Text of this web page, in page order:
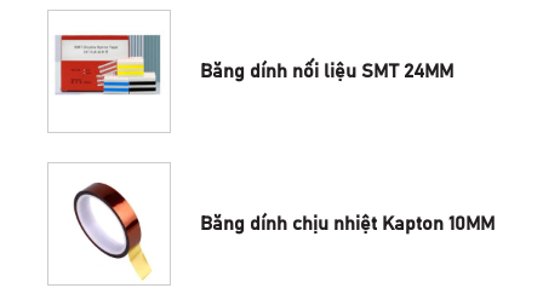
Băng dính nối liệu SMT 24MM
Băng dính chịu nhiệt Kapton 10MM